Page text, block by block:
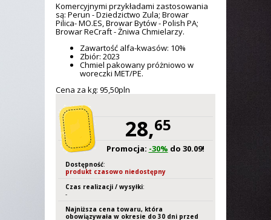
Komercyjnymi przykładami zastosowania
są: Perun - Dziedzictwo Zula; Browar
Pilica- MO.ES, Browar Bytów - Polish PA;
Browar ReCraft - Żniwa Chmielarzy.
Zawartość alfa-kwasów: 10%
Zbiór: 2023
Chmiel pakowany próżniowo w
woreczki MET/PE.
Cena za kg: 95,50pln
28,65
Promocja: -30% do 30.09!
Dostępność:
produkt czasowo niedostępny
Czas realizacji / wysyłki:
-
Najniższa cena towaru, która
obowiązywała w okresie do 30 dni przed